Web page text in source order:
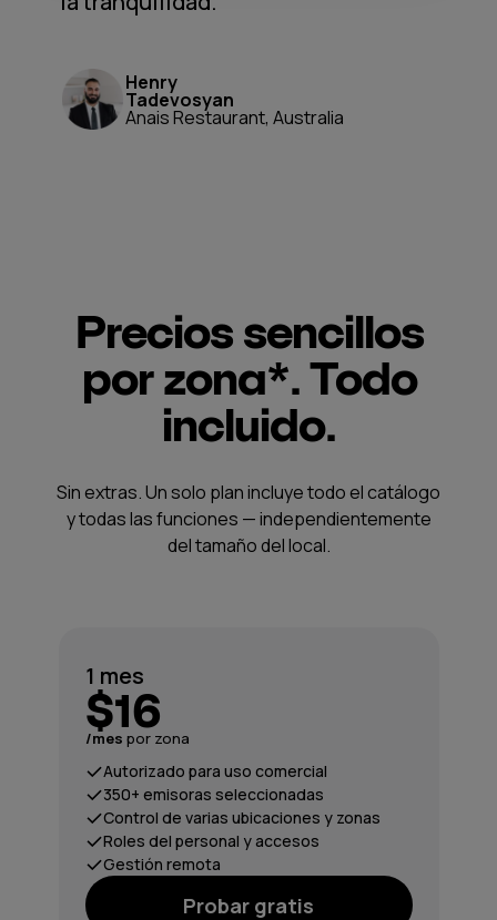
Henry
Tadevosyan
Anais Restaurant, Australia
Precios sencillos
por zona*. Todo
incluido.
1 mes
$16
/mes por zona
Autorizado para uso comercial
350+ emisoras seleccionadas
Control de varias ubicaciones y zonas
Roles del personal y accesos
Gestión remota
Probar gratis
Sin extras. Un solo plan incluye todo el catálogo
y todas las funciones — independientemente
del tamaño del local.